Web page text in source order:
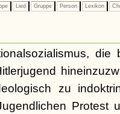
Lied Gruppe Person Lexikon
die
zu
Protest